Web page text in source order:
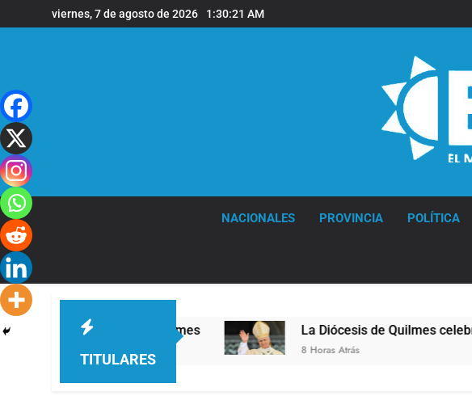
al
viernes, 7 de agosto de 2026 1:30:22 AM
NACIONALES PROVINCIA POLÍTICA
TITULARES
en la sede de Quilmes La Diócesis de Quilmes celebró la
8 Horas Atrás